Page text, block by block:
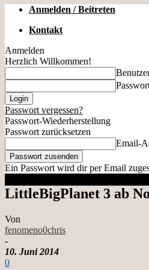
Anmelden / Beitreten
Kontakt
Anmelden
Herzlich Willkommen!
Passwort vergessen?
Passwort-Wiederherstellung
Passwort zurücksetzen
Email-
Ein Passwort wird dir per Email
LittleBigPlanet 3 ab
Von
fenomeno0chris
-
10. Juni 2014
0